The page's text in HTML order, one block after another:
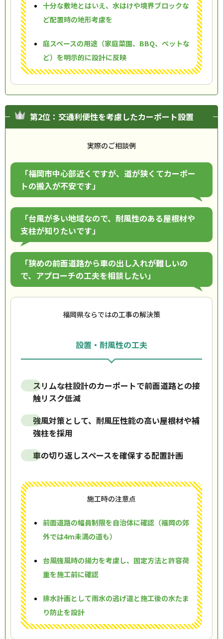
十分な敷地とはいえ、水はけや境界ブロックな
ど配置時の地形考慮を
庭スペースの用途（家庭菜園、BBQ、ペットな
ど）を明示的に設計に反映
第2位：交通利便性を考慮したカーポート設置
実際のご相談例
「福岡市中心部近くですが、道が狭くてカーポー
トの搬入が不安です」
「台風が多い地域なので、耐風性のある屋根材や
支柱が知りたいです」
「狭めの前面道路から車の出し入れが難しいの
で、アプローチの工夫を相談したい」
福岡県ならではの工事の解決策
設置・耐風性の工夫
スリムな柱設計のカーポートで前面道路との接
触リスク低減
強風対策として、耐風圧性能の高い屋根材や補
強柱を採用
車の切り返しスペースを確保する配置計画
施工時の注意点
前面道路の幅員制限を自治体に確認（福岡の郊
外では4m未満の道も）
台風強風時の揚力を考慮し、固定方法と許容荷
重を施工前に確認
排水計画として雨水の逃げ道と施工後の水たま
り防止を設計